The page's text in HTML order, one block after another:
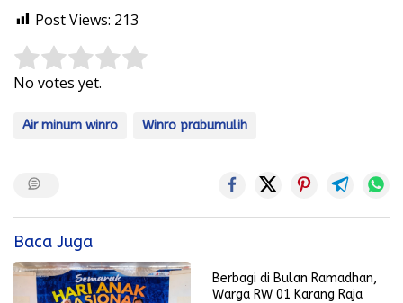
Post Views: 213
Rate this item:
No votes yet.
Air minum winro Winro prabumulih
Baca Juga
Berbagi di Bulan Ramadhan,
Warga RW 01 Karang Raja